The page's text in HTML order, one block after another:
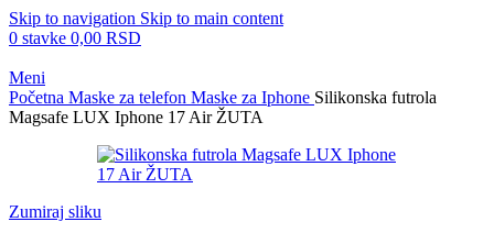
Skip to navigation Skip to main content
0 stavke 0,00 RSD
Meni
Početna Maske za telefon Maske za Iphone Silikonska futrola
Magsafe LUX Iphone 17 Air ŽUTA
Zumiraj sliku